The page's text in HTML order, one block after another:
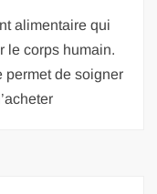
alimentaire qui
le corps humain.
permet de soigner